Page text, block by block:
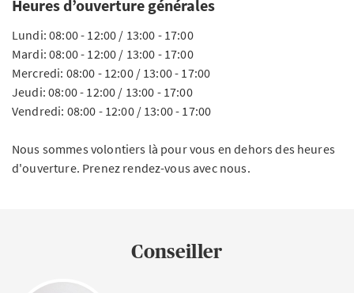
Heures d’ouverture générales
Lundi: 08:00 - 12:00 / 13:00 - 17:00
Mardi: 08:00 - 12:00 / 13:00 - 17:00
Mercredi: 08:00 - 12:00 / 13:00 - 17:00
Jeudi: 08:00 - 12:00 / 13:00 - 17:00
Vendredi: 08:00 - 12:00 / 13:00 - 17:00
Nous sommes volontiers là pour vous en dehors des heures
d'ouverture. Prenez rendez-vous avec nous.
Conseiller